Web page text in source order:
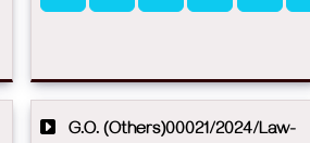
G.O. (Others)00021/2024/Law-